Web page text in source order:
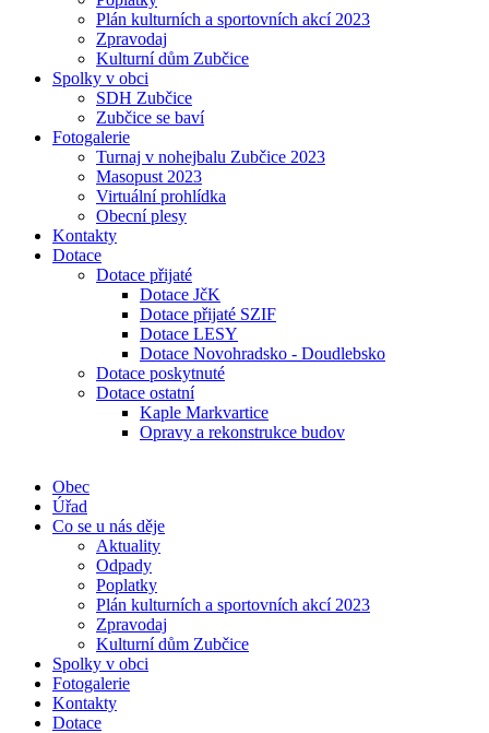
Plán kulturních a sportovních akcí 2023
Zpravodaj
Kulturní dům Zubčice
Spolky v obci
SDH Zubčice
Zubčice se baví
Fotogalerie
Turnaj v nohejbalu Zubčice 2023
Masopust 2023
Virtuální prohlídka
Obecní plesy
Kontakty
Dotace
Dotace přijaté
Dotace JčK
Dotace přijaté SZIF
Dotace LESY
Dotace Novohradsko - Doudlebsko
Dotace poskytnuté
Dotace ostatní
Kaple Markvartice
Opravy a rekonstrukce budov
Obec
Úřad
Co se u nás děje
Aktuality
Odpady
Poplatky
Plán kulturních a sportovních akcí 2023
Zpravodaj
Kulturní dům Zubčice
Spolky v obci
Fotogalerie
Kontakty
Dotace